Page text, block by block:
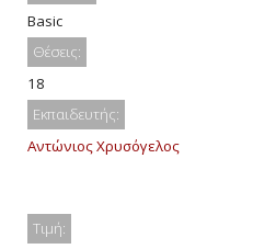
Basic
Θέσεις:
18
Εκπαιδευτής:
Αντώνιος Χρυσόγελος
Τιμή: